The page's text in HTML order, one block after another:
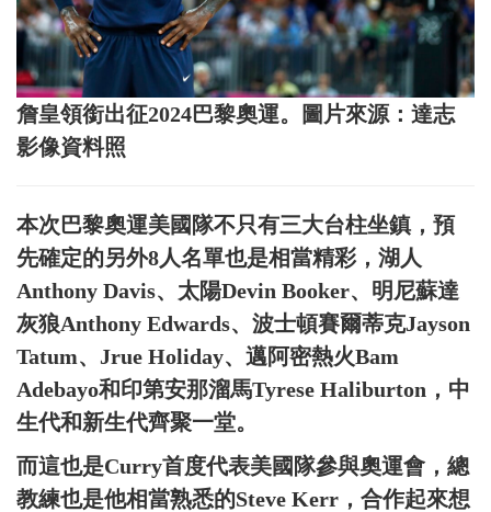
詹皇領銜出征2024巴黎奧運。圖片來源：達志
影像資料照
本次巴黎奧運美國隊不只有三大台柱坐鎮，預
先確定的另外8人名單也是相當精彩，湖人
Anthony Davis、太陽Devin Booker、明尼蘇達
灰狼Anthony Edwards、波士頓賽爾蒂克Jayson
Tatum、Jrue Holiday、邁阿密熱火Bam
Adebayo和印第安那溜馬Tyrese Haliburton，中
生代和新生代齊聚一堂。
而這也是Curry首度代表美國隊參與奧運會，總
教練也是他相當熟悉的Steve Kerr，合作起來想